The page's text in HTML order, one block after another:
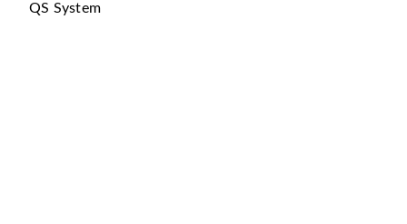
QS System